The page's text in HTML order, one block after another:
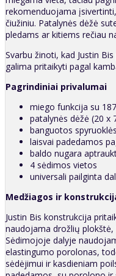
rekomenduojama
čiužiniu. Patalynės dėžė
pledams ar kitiems rečiau
Svarbu žinoti, kad Justin
galima pritaikyti pagal
Pagrindiniai privalumai
miego funkcija su
patalynės dėžė (20 x
banguotos
laisvai padedamos
baldo nugara
4 sėdimos vietos
universali pailginta
Medžiagos ir
Justin Bis konstrukcija
naudojama drožlių
Sėdimojoje dalyje
elastingumo porolonas,
sėdėjimui ir kasdieniam